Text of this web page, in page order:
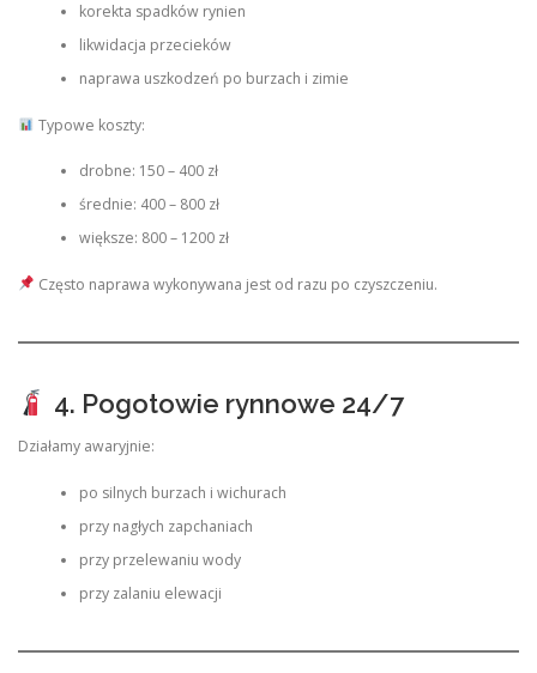
korekta spadków rynien
likwidacja przecieków
naprawa uszkodzeń po burzach i zimie
Typowe koszty:
drobne: 150 – 400 zł
średnie: 400 – 800 zł
większe: 800 – 1200 zł
Często naprawa wykonywana jest od razu po czyszczeniu.
4. Pogotowie rynnowe 24/7
Działamy awaryjnie:
po silnych burzach i wichurach
przy nagłych zapchaniach
przy przelewaniu wody
przy zalaniu elewacji